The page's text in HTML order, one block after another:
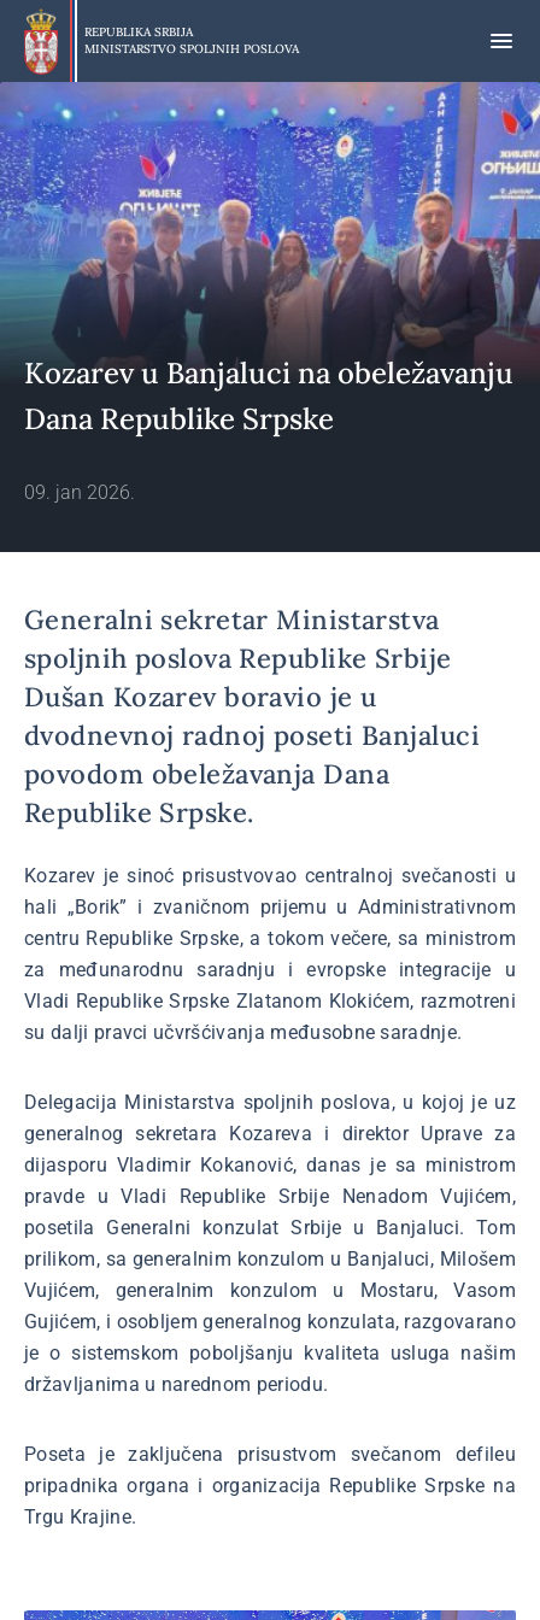
Preskoči
glavni
deo
sadržaja
REPUBLIKA SRBIJA
MINISTARSTVO SPOLJNIH POSLOVA
Kozarev u Banjaluci na obeležavanju
Dana Republike Srpske
09. jan 2026.
Generalni sekretar Ministarstva
spoljnih poslova Republike Srbije
Dušan Kozarev boravio je u
dvodnevnoj radnoj poseti Banjaluci
povodom obeležavanja Dana
Republike Srpske.
Kozarev je sinoć prisustvovao centralnoj svečanosti u
hali „Borik” i zvaničnom prijemu u Administrativnom
centru Republike Srpske, a tokom večere, sa ministrom
za međunarodnu saradnju i evropske integracije u
Vladi Republike Srpske Zlatanom Klokićem, razmotreni
su dalji pravci učvršćivanja međusobne saradnje.
Delegacija Ministarstva spoljnih poslova, u kojoj je uz
generalnog sekretara Kozareva i direktor Uprave za
dijasporu Vladimir Kokanović, danas je sa ministrom
pravde u Vladi Republike Srbije Nenadom Vujićem,
posetila Generalni konzulat Srbije u Banjaluci. Tom
prilikom, sa generalnim konzulom u Banjaluci, Milošem
Vujićem, generalnim konzulom u Mostaru, Vasom
Gujićem, i osobljem generalnog konzulata, razgovarano
je o sistemskom poboljšanju kvaliteta usluga našim
državljanima u narednom periodu.
Poseta je zaključena prisustvom svečanom defileu
pripadnika organa i organizacija Republike Srpske na
Trgu Krajine.